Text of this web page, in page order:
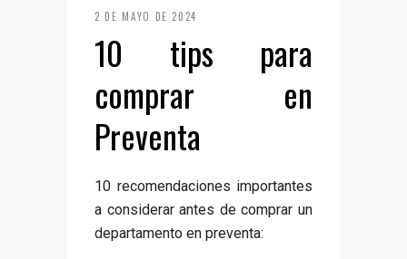
2 DE MAYO DE 2024
10 tips para
comprar en
Preventa
10 recomendaciones importantes
a considerar antes de comprar un
departamento en preventa: